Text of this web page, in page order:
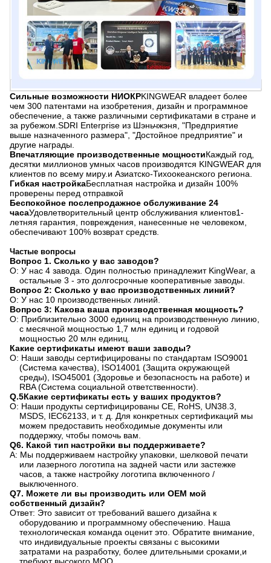
Сильные возможности НИОКРKINGWEAR владеет более
чем 300 патентами на изобретения, дизайн и программное
обеспечение, а также различными сертификатами в стране и
за рубежом.SDRI Enterprise из Шэньчжэня, "Предприятие
выше назначенного размера", "Достойное предприятие" и
другие награды.
Впечатляющие производственные мощностиКаждый год,
десятки миллионов умных часов производятся KINGWEAR для
клиентов по всему миру.и Азиатско-Тихоокеанского региона.
Гибкая настройкаБесплатная настройка и дизайн 100%
проверены перед отправкой
Беспокойное послепродажное обслуживание 24
часаУдовлетворительный центр обслуживания клиентов1-
летняя гарантия, повреждения, нанесенные не человеком,
обеспечивают 100% возврат средств.
Частые вопросы
Вопрос 1. Сколько у вас заводов?
О: У нас 4 завода. Один полностью принадлежит KingWear, а
остальные 3 - это долгосрочные кооперативные заводы.
Вопрос 2: Сколько у вас производственных линий?
О: У нас 10 производственных линий.
Вопрос 3: Какова ваша производственная мощность?
О: Приблизительно 3000 единиц на производственную линию,
с месячной мощностью 1,7 млн единиц и годовой
мощностью 20 млн единиц.
Какие сертификаты имеют ваши заводы?
О: Наши заводы сертифицированы по стандартам ISO9001
(Система качества), ISO14001 (Защита окружающей
среды), ISO45001 (Здоровье и безопасность на работе) и
RBA (Система социальной ответственности).
Q.5Какие сертификаты есть у ваших продуктов?
О: Наши продукты сертифицированы CE, RoHS, UN38.3,
MSDS, IEC62133, и т. д. Для конкретных сертификаций мы
можем предоставить необходимые документы или
поддержку, чтобы помочь вам.
Q6. Какой тип настройки вы поддерживаете?
A: Мы поддерживаем настройку упаковки, шелковой печати
или лазерного логотипа на задней части или застежке
часов, а также настройку логотипа включенного /
выключенного.
Q7. Можете ли вы производить или OEM мой
собственный дизайн?
Ответ: Это зависит от требований вашего дизайна к
оборудованию и программному обеспечению. Наша
технологическая команда оценит это. Обратите внимание,
что индивидуальные проекты связаны с высокими
затратами на разработку, более длительными сроками,и